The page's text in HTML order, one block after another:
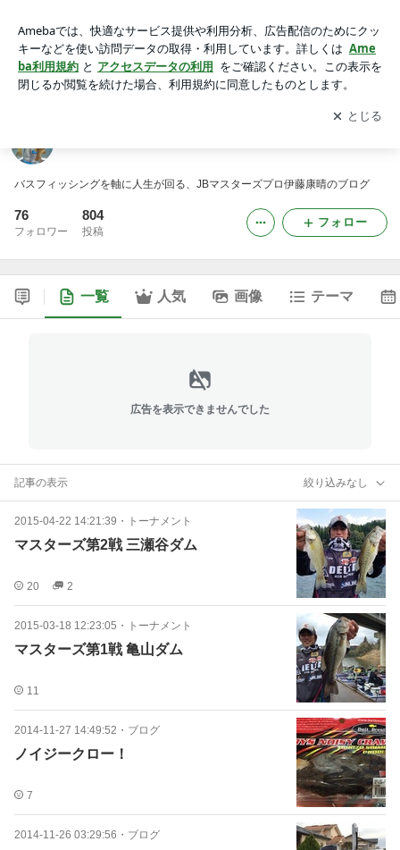
アプリをダウンロードして ブログの更新通知
を受け取りまし
ょう。
開く
バスフィッシングを軸に人生が回る、JBマスターズプロ伊藤康晴のブログ
76
フォロワー
804
投稿
フォロー
一覧 人気 画像 テーマ
広告を表示できませんでした
記事の表示 絞り込みなし
2015-04-22 14:21:39 ・ トーナメント
マスターズ第2戦 三瀬谷ダム
20 2
2015-03-18 12:23:05 ・ トーナメント
マスターズ第1戦 亀山ダム
11
2014-11-27 14:49:52 ・ ブログ
ノイジークロー！
7
2014-11-26 03:29:56 ・ ブログ